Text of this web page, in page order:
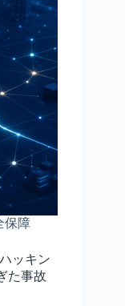
保障
ッキン
た事故